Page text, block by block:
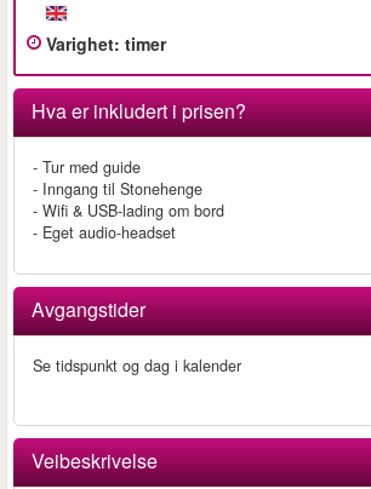
Varighet: timer
Hva er inkludert i prisen?
- Tur med guide
- Inngang til Stonehenge
- Wifi & USB-lading om bord
- Eget audio-headset
Avgangstider
Se tidspunkt og dag i kalender
Veibeskrivelse